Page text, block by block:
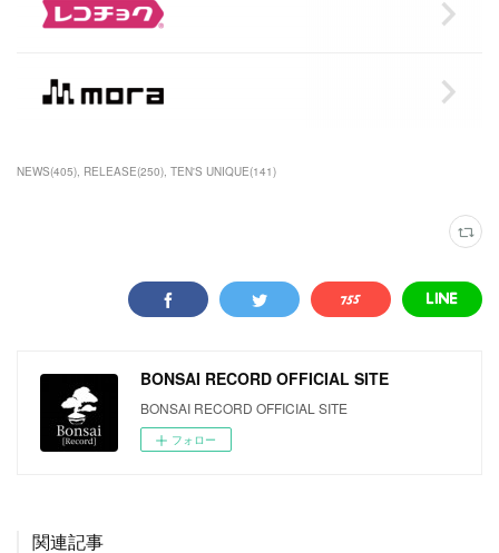
NEWS(405) RELEASE(250) TEN'S UNIQUE(141)
BONSAI RECORD OFFICIAL SITE
BONSAI RECORD OFFICIAL SITE
フォロー
関連記事